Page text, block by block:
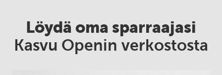
Löydä oma sparraajasi
Kasvu Openin verkostosta